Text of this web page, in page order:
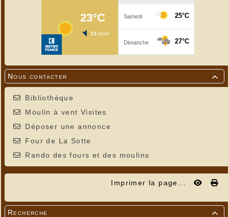

Nous contacter
Bibliothèque
Moulin à vent Visites
Déposer une annonce
Four de La Sotte
Rando des fours et des moulins
Imprimer la page...

Recherche